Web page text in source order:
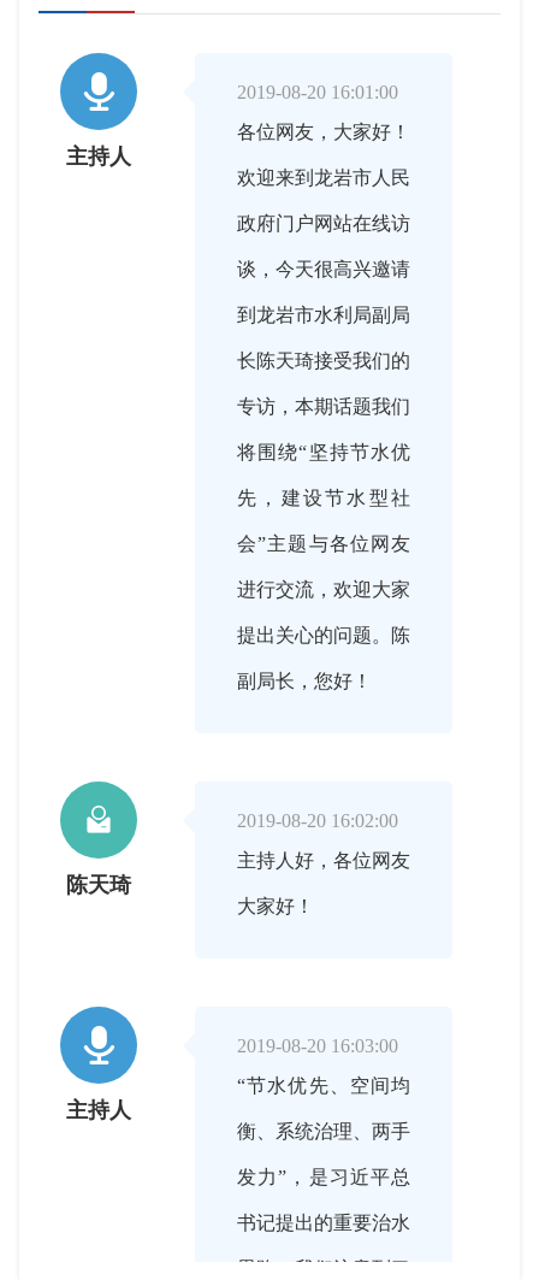

主持人
2019-08-20 16:01:00
各位网友，大家好！
欢迎来到龙岩市人民
政府门户网站在线访
谈，今天很高兴邀请
到龙岩市水利局副局
长陈天琦接受我们的
专访，本期话题我们
将围绕“坚持节水优
先，建设节水型社
会”主题与各位网友
进行交流，欢迎大家
提出关心的问题。陈
副局长，您好！

陈天琦
2019-08-20 16:02:00
主持人好，各位网友
大家好！

主持人
2019-08-20 16:03:00
“节水优先、空间均
衡、系统治理、两手
发力”，是习近平总
书记提出的重要治水
思路。我们注意到习